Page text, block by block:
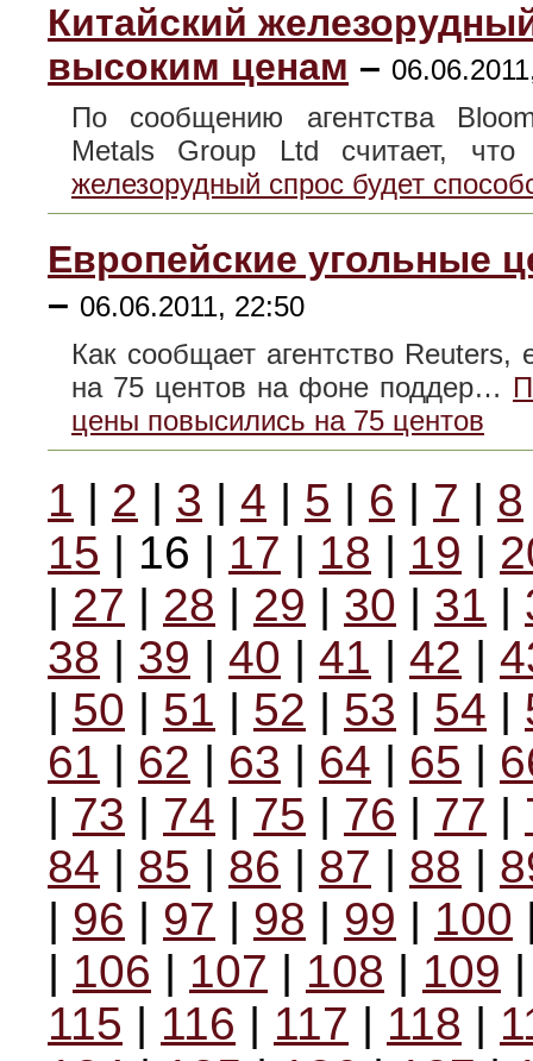
Китайский
высоким ценам –
По сообщению агентства
Metals Group Ltd считает,
железорудный спрос будет
Европейские угольные
– 06.06.2011, 22:50
Как сообщает агентство
на 75 центов на фоне поддер…
цены повысились на 75 центов
1 | 2 | 3 | 4 | 5 | 6 | 7 | 8
15 | 16 | 17 | 18 | 19 |
| 27 | 28 | 29 | 30 | 31 |
38 | 39 | 40 | 41 | 42 |
| 50 | 51 | 52 | 53 | 54 |
61 | 62 | 63 | 64 | 65 |
| 73 | 74 | 75 | 76 | 77 |
84 | 85 | 86 | 87 | 88 |
| 96 | 97 | 98 | 99 | 100
| 106 | 107 | 108 | 109
115 | 116 | 117 | 118 |